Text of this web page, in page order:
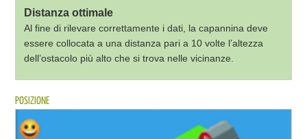
Distanza ottimale
Al fine di rilevare correttamente i dati, la capannina deve
essere collocata a una distanza pari a 10 volte l’altezza
dell’ostacolo più alto che si trova nelle vicinanze.
POSIZIONE